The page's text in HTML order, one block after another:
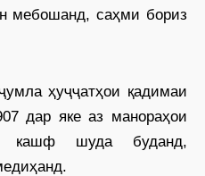
мебошанд, саҳми бориз
ҳуҷҷатҳои қадимаи
дар яке аз манораҳои
кашф шуда буданд,